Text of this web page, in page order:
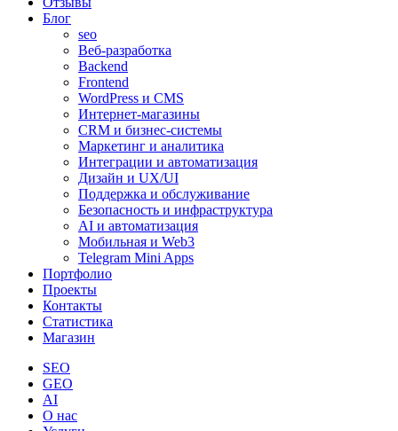
Блог
seo
Веб-разработка
Backend
Frontend
WordPress и CMS
Интернет-магазины
CRM и бизнес-системы
Маркетинг и аналитика
Интеграции и автоматизация
Дизайн и UX/UI
Поддержка и обслуживание
Безопасность и инфраструктура
AI и автоматизация
Мобильная и Web3
Telegram Mini Apps
Портфолио
Проекты
Контакты
Статистика
Магазин
SEO
GEO
AI
О нас